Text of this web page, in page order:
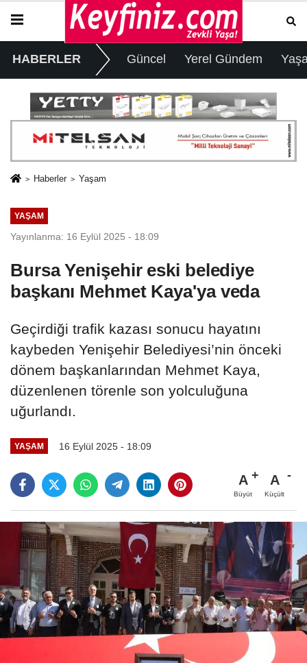
HABERLER Güncel Yerel Gündem
Haberler Yaşam
YAŞAM
Yayınlanma: 16 Eylül 2025 - 18:09
Bursa Yenişehir eski belediye
başkanı Mehmet Kaya'ya veda
Geçirdiği trafik kazası sonucu hayatını
kaybeden Yenişehir Belediyesi’nin önceki
dönem başkanlarından Mehmet Kaya,
düzenlenen törenle son yolculuğuna
uğurlandı.
YAŞAM 16 Eylül 2025 - 18:09
A
Büyüt
A
Küçült